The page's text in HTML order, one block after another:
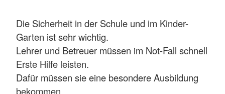
Die Sicherheit in der Schule und im Kinder-
Garten ist sehr wichtig.
Lehrer und Betreuer müssen im Not-Fall schnell
Erste Hilfe leisten.
Dafür müssen sie eine besondere Ausbildung
bekommen.